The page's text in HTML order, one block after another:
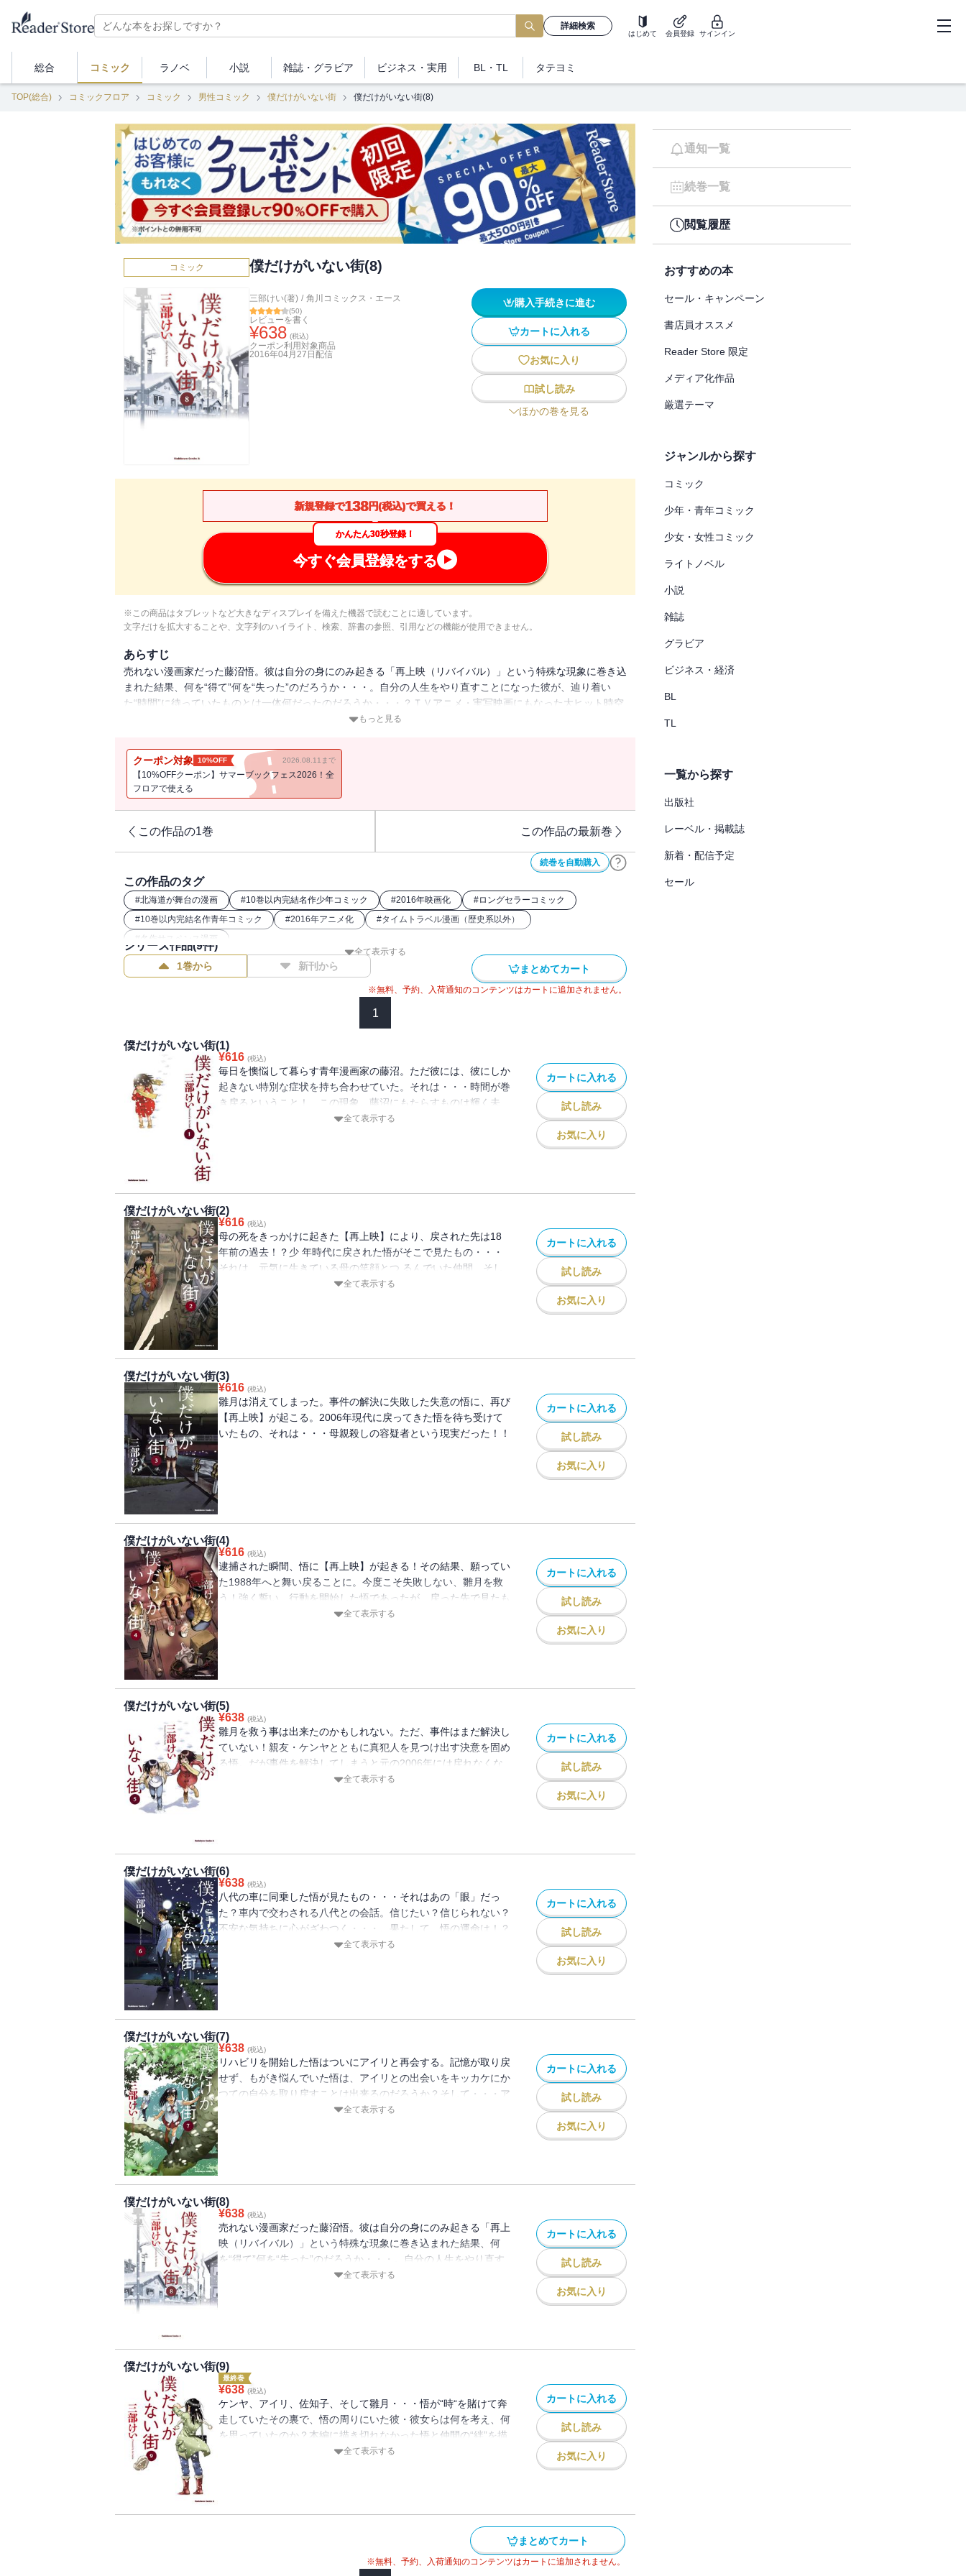
詳細検索
はじめて 会員登録 サインイン
総合 コミック ラノベ 小説 雑誌・ グラビア ビジネス ・実用 BL・TL タテヨミ
TOP(総合) コミックフロア コミック 男性コミック 僕だけがいない街 僕だけがいない街(8)
コミック 僕だけがいない街(8)
三部けい(著) / 角川コミックス・エース
(50)
レビューを書く
¥638 (税込)
クーポン利用対象商品
2016年04月27日 配信
購入手続きに進む
カートに入れる
お気に入り
試し読み
ほかの巻を見る
新規登録で138円(税込)で買える！
かんたん30秒登録！
今すぐ会員登録をする
※この商品はタブレットなど大きなディスプレイを備えた機器で読むことに適しています。
文字だけを拡大することや、文字列のハイライト、検索、辞書の参照、引用などの機能が使用できません。
あらすじ
売れない漫画家だった藤沼悟。彼は自分の身にのみ起きる「再上映（リバイバル）」という特殊な現象に巻き込
まれた結果、何を“得て”何を“失った”のだろうか・・・。自分の人生をやり直すことになった彼が、辿り着い
た“時間”に待っていたものとは一体何だったのだろうか・・・？ＴＶアニメ・実写映画にもなった大ヒット時空
もっと見る
クーポン対象 10%OFF 2026.08.11まで
【10%OFFクーポン】サマーブックフェス2026！全
フロアで使える
この作品の1巻 この作品の最新巻
続巻を自動購入
この作品のタグ
#北海道が舞台の漫画 #10巻以内完結名作少年コミック #2016年映画化 #ロングセラーコミック
#10巻以内完結名作青年コミック #2016年アニメ化 #タイムトラベル漫画（歴史系以外）
# 名作サスペンス漫画
全て表示する
シリーズ作品(9件)
1巻から 新刊から まとめてカート
※無料、予約、入荷通知のコンテンツはカートに追加されません。
1
僕だけがいない街(1)
¥616 (税込)
毎日を懊悩して暮らす青年漫画家の藤沼。ただ彼には、彼にしか
起きない特別な症状を持ち合わせていた。それは・・・時間が巻
き戻るということ！ この現象、藤沼にもたらすものは輝く未
全て表示する
カートに入れる
試し読み
お気に入り
僕だけがいない街(2)
¥616 (税込)
母の死をきっかけに起きた【再上映】により、戻された先は18
年前の過去！？少 年時代に戻された悟がそこで見たもの・・・
それは、元気に生きている母の笑顔とつ るんでいた仲間、そし
て連続誘拐殺人事件で殺されるはずの少女・雛月加代だっ た。
全て表示する
カートに入れる
試し読み
お気に入り
僕だけがいない街(3)
¥616 (税込)
雛月は消えてしまった。事件の解決に失敗した失意の悟に、再び
【再上映】が起こる。2006年現代に戻ってきた悟を待ち受けて
いたもの、それは・・・母親殺しの容疑者という現実だった！！
カートに入れる
試し読み
お気に入り
僕だけがいない街(4)
¥616 (税込)
逮捕された瞬間、悟に【再上映】が起きる！その結果、願ってい
た1988年へと舞い戻ることに。今度こそ失敗しない、雛月を救
う！強く誓い、行動を開始した悟であったが、戻った先で見たも
の・・・それは同級生・ケンヤの冷たい眼差しで！？
全て表示する
カートに入れる
試し読み
お気に入り
僕だけがいない街(5)
¥638 (税込)
雛月を救う事は出来たのかもしれない。ただ、事件はまだ解決し
ていない！親友・ケンヤとともに真犯人を見つけ出す決意を固め
る悟。だが事件を解決してしまうと元の2006年には戻れなくな
ってしまう可能性が・・・？全て表示する
カートに入れる
試し読み
お気に入り
僕だけがいない街(6)
¥638 (税込)
八代の車に同乗した悟が見たもの・・・それはあの「眼」だっ
た？車内で交わされる八代との会話。信じたい？信じられない？
不安な気持ちに心がざわつく・・・。果たして、悟の運命は！？
物語が大きく転換する第６巻！！全て表示する
カートに入れる
試し読み
お気に入り
僕だけがいない街(7)
¥638 (税込)
リハビリを開始した悟はついにアイリと再会する。記憶が取り戻
せず、もがき悩んでいた悟は、アイリとの出会いをキッカケにか
つての自分を取り戻すことは出来るのだろうか？そして・・・ア
イツも動き出して・・・！？全て表示する
カートに入れる
試し読み
お気に入り
僕だけがいない街(8)
¥638 (税込)
売れない漫画家だった藤沼悟。彼は自分の身にのみ起きる「再上
映（リバイバル）」という特殊な現象に巻き込まれた結果、何
を“得て”何を“失った”のだろうか・・・。自分の人生をやり直す
ことになった彼が、辿り着いた“時間”に待っていたものとは一体
全て表示する
カートに入れる
試し読み
お気に入り
僕だけがいない街(9)
最終巻
¥638 (税込)
ケンヤ、アイリ、佐知子、そして雛月・・・悟が“時“を賭けて奔
走していたその裏で、悟の周りにいた彼・彼女らは何を考え、何
を思っていたのか？本編に描き切れなかった悟と仲間の“絆”を描
く著者渾身の『僕街』外伝！全て表示する
カートに入れる
試し読み
お気に入り
まとめてカート
※無料、予約、入荷通知のコンテンツはカートに追加されません。
通知一覧
続巻一覧
閲覧履歴
おすすめの本
セール・キャンペーン
書店員オススメ
Reader Store 限定
メディア化作品
厳選テーマ
ジャンルから探す
コミック
少年・青年コミック
少女・女性コミック
ライトノベル
小説
雑誌
グラビア
ビジネス・経済
BL
TL
一覧から探す
出版社
レーベル・掲載誌
新着・配信予定
セール